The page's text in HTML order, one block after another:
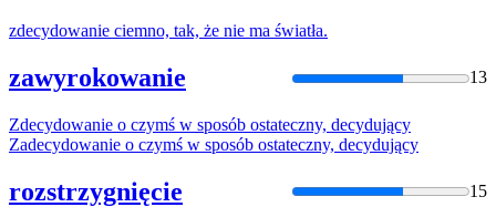
zdecydowanie ciemno, tak, że nie ma światła.
zawyrokowanie 13
Zdecydowanie o czymś w sposób ostateczny, decydujący
Zadecydowanie o czymś w sposób ostateczny, decydujący
rozstrzygnięcie 15